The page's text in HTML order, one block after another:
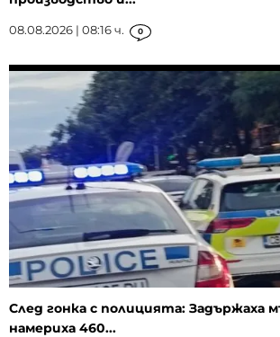
08.08.2026 | 08:16 ч. 0
След гонка с полицията: Задържаха
намериха 460...